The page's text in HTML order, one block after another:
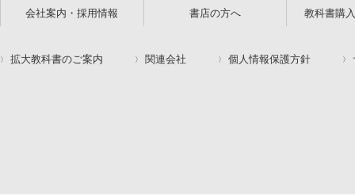
会社案内・採用情報 書店の方へ 教科書購
拡大教科書のご案内 関連会社 個人情報保護方針